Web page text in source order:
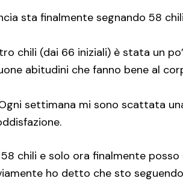
sta finalmente segnando 58
chili (dai 66 iniziali) è stata un
abitudini che fanno bene al
settimana mi sono scattata
chili e solo ora finalmente
ho detto che sto